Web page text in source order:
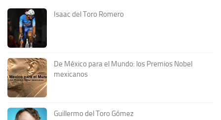
Isaac del Toro Romero
De México para el Mundo: los Premios Nobel
mexicanos
Guillermo del Toro Gómez